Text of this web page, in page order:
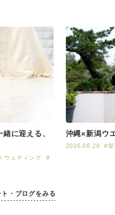
・ブログをみる
に迎える、
ウェディング
#
沖縄×新潟ウ
2026.06.28 #